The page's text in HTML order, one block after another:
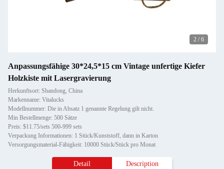
2 / 6
Anpassungsfähige 30*24,5*15 cm Vintage unfertige Kiefer
Holzkiste mit Lasergravierung
Herkunftsort: Shandong, China
Markenname: Vitalucks
Modellnummer: Die in Absatz 1 genannte Regelung gilt nicht.
Min Bestellmenge: 500 Sätze
Preis: $11.75/sets 500-999 sets
Verpackung Informationen: 1 Stück/Kunststoff, dann in Karton
Versorgungsmaterial-Fähigkeit: 10000 Stück/Stück pro Monat
Detail Description